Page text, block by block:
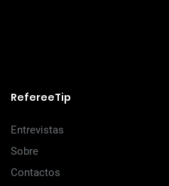
RefereeTip
Entrevistas
Sobre
Contactos